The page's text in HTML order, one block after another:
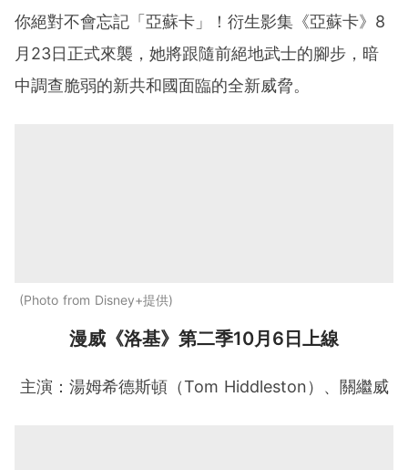
你絕對不會忘記「亞蘇卡」！衍生影集《亞蘇卡》8
月23日正式來襲，她將跟隨前絕地武士的腳步，暗
中調查脆弱的新共和國面臨的全新威脅。
Photo from Disney+提供
漫威《洛基》第二季10月6日上線
主演：湯姆希德斯頓（Tom Hiddleston）、關繼威